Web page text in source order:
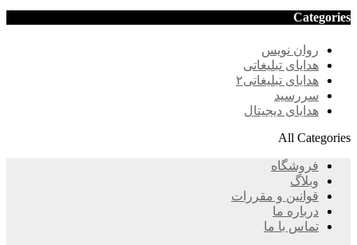
Categories
روان نویس
هدایای تبلیغاتی
هدایای تبلیغاتی۲
سررسید
هدایای دیجیتال
All Categories
فروشگاه
وبلاگ
قوانین و مقررات
درباره ما
تماس با ما